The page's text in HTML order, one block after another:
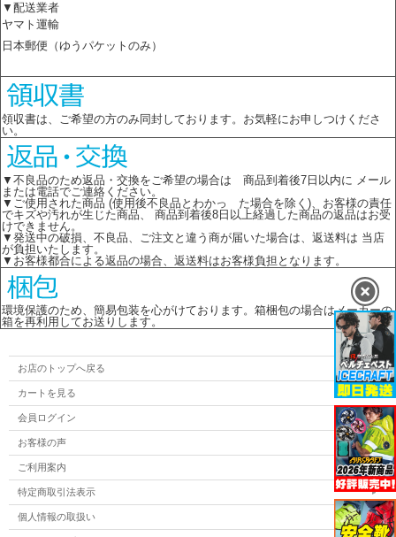
▼配送業者
ヤマト運輸
日本郵便（ゆうパケットのみ）
領収書は、ご希望の方のみ同封しております。お気軽にお申しつけくださ
い。
▼不良品のため返品・交換をご希望の場合は 商品到着後7日以内に メール
または電話でご連絡ください。
▼ご使用された商品 (使用後不良品とわかっ た場合を除く)、お客様の責任
でキズや汚れが生じた商品、 商品到着後8日以上経過した商品の返品はお受
けできません。
▼発送中の破損、不良品、ご注文と違う商が届いた場合は、返送料は 当店
が負担いたします。
▼お客様都合による返品の場合、返送料はお客様負担となります。
環境保護のため、簡易包装を心がけております。箱梱包の場合はメーカーの
箱を再利用してお送りします。
お店のトップへ戻る
カートを見る
会員ログイン
お客様の声
ご利用案内
特定商取引法表示
個人情報の取扱い